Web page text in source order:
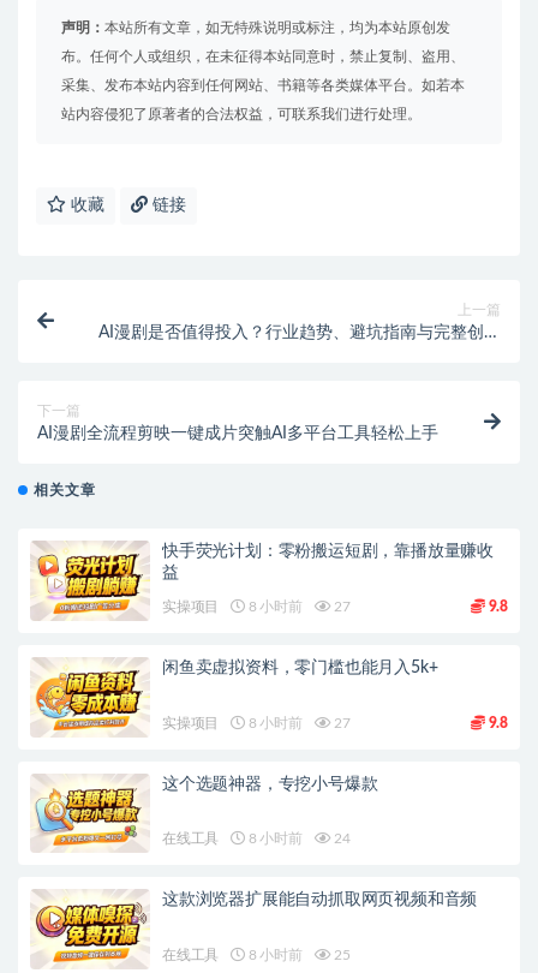
声明： 本站所有文章，如无特殊说明或标注，均为本站原创发
布。任何个人或组织，在未征得本站同意时，禁止复制、盗用、
采集、发布本站内容到任何网站、书籍等各类媒体平台。如若本
站内容侵犯了原著者的合法权益，可联系我们进行处理。
收藏 链接
上一篇
AI漫剧是否值得投入？行业趋势、避坑指南与完整创作
下一篇
AI漫剧全流程剪映一键成片突触AI多平台工具轻松上手
相关文章
快手荧光计划：零粉搬运短剧，靠播放量赚收
益
实操项目 8 小时前 27 9.8
闲鱼卖虚拟资料，零门槛也能月入5k+
实操项目 8 小时前 27 9.8
这个选题神器，专挖小号爆款
在线工具 8 小时前 24
这款浏览器扩展能自动抓取网页视频和音频
在线工具 8 小时前 25